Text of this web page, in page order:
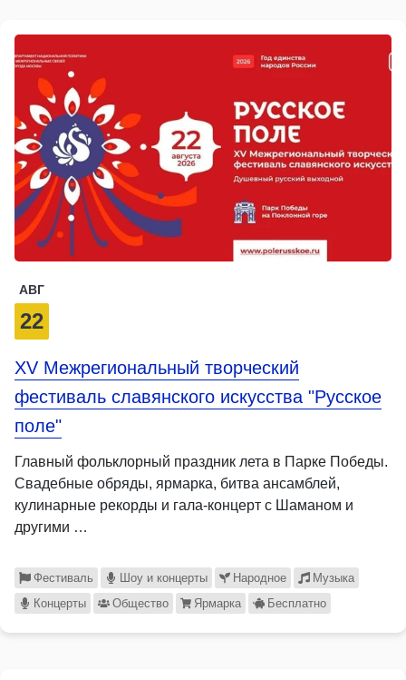
АВГ
22
XV Межрегиональный творческий
фестиваль славянского искусства "Русское
поле"
Главный фольклорный праздник лета в Парке Победы.
Свадебные обряды, ярмарка, битва ансамблей,
кулинарные рекорды и гала-концерт с Шаманом и
другими …
Фестиваль Шоу и концерты Народное
Музыка
Концерты
Общество Ярмарка Бесплатно